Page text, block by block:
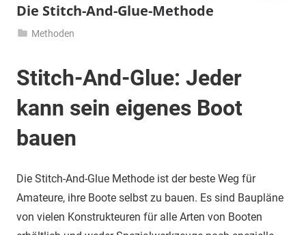
Die Stitch-And-Glue-Methode
2018
Methoden
Stitch-And-Glue: Jeder
kann sein eigenes Boot
bauen
Die Stitch-And-Glue Methode ist der beste Weg für
Amateure, ihre Boote selbst zu bauen. Es sind Baupläne
von vielen Konstrukteuren für alle Arten von Booten